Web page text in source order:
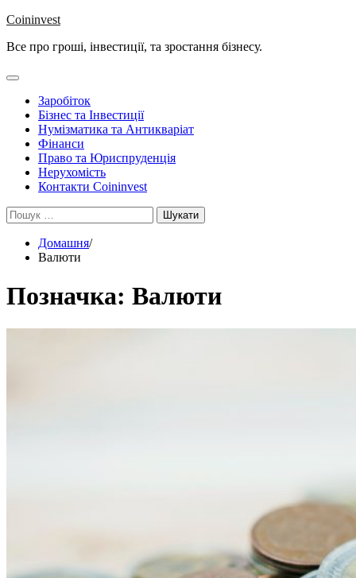
Перейти
вмісту
Coininvest
Все про гроші, інвестиції, та зростання бізнесу.
Заробіток
Бізнес та Інвестиції
Нумізматика та Антикваріат
Фінанси
Право та Юриспруденція
Нерухомість
Контакти Coininvest
Пошук:
Домашня
Валюти
Позначка: Валюти